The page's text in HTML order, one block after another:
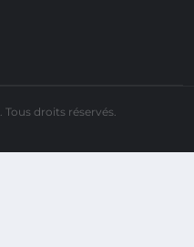
. Tous droits réservés.